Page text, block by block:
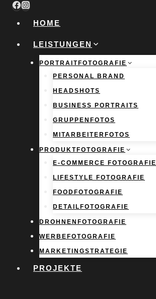
Skip
HOME
LEISTUNGEN
PORTRAITFOTOGRAFIE
PERSONAL BRAND
HEADSHOTS
BUSINESS PORTRAITS
GRUPPENFOTOS
MITARBEITERFOTOS
PRODUKTFOTOGRAFIE
E-COMMERCE FOTOGRAFIE
LIFESTYLE FOTOGRAFIE
FOODFOTOGRAFIE
DETAILFOTOGRAFIE
DROHNENFOTOGRAFIE
WERBEFOTOGRAFIE
MARKETINGSTRATEGIE
PROJEKTE